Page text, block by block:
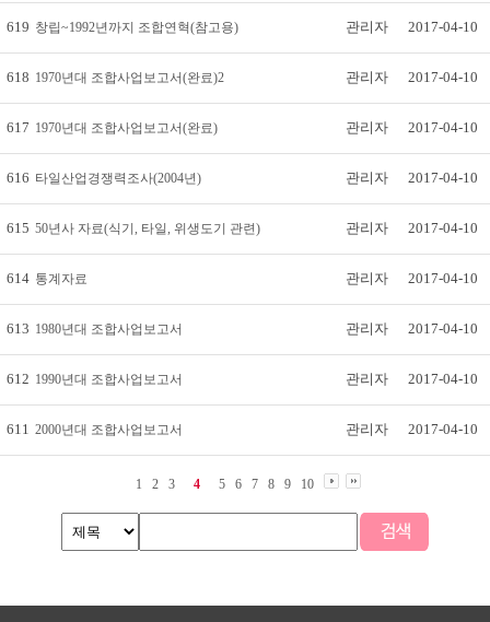
619 창립~1992년까지 조합연혁(참고용) 관리자 2017-04-10
618 1970년대 조합사업보고서(완료)2 관리자 2017-04-10
617 1970년대 조합사업보고서(완료) 관리자 2017-04-10
616 타일산업경쟁력조사(2004년) 관리자 2017-04-10
615 50년사 자료(식기, 타일, 위생도기 관련) 관리자 2017-04-10
614 통계자료 관리자 2017-04-10
613 1980년대 조합사업보고서 관리자 2017-04-10
612 1990년대 조합사업보고서 관리자 2017-04-10
611 2000년대 조합사업보고서 관리자 2017-04-10
1 2 3 4 5 6 7 8 9 10